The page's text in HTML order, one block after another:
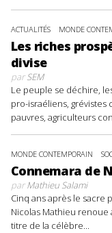
ACTUALITÉS MONDE
Les riches
divise
parSEM
Le peuple se déchire,
pro-israéliens,
pauvres, agriculteurs
MONDE CONTEMPORAIN
Connemara de
parMathieu Salami
Cinq ans après le sacre
Nicolas Mathieu
titre de la célèbre...